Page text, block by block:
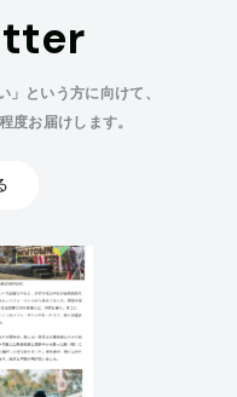
」という方に向けて、
度お届けします。